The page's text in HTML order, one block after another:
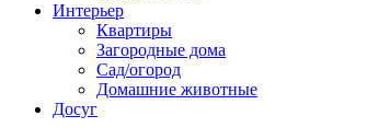
Интерьер
Квартиры
Загородные дома
Сад/огород
Домашние животные
Досуг